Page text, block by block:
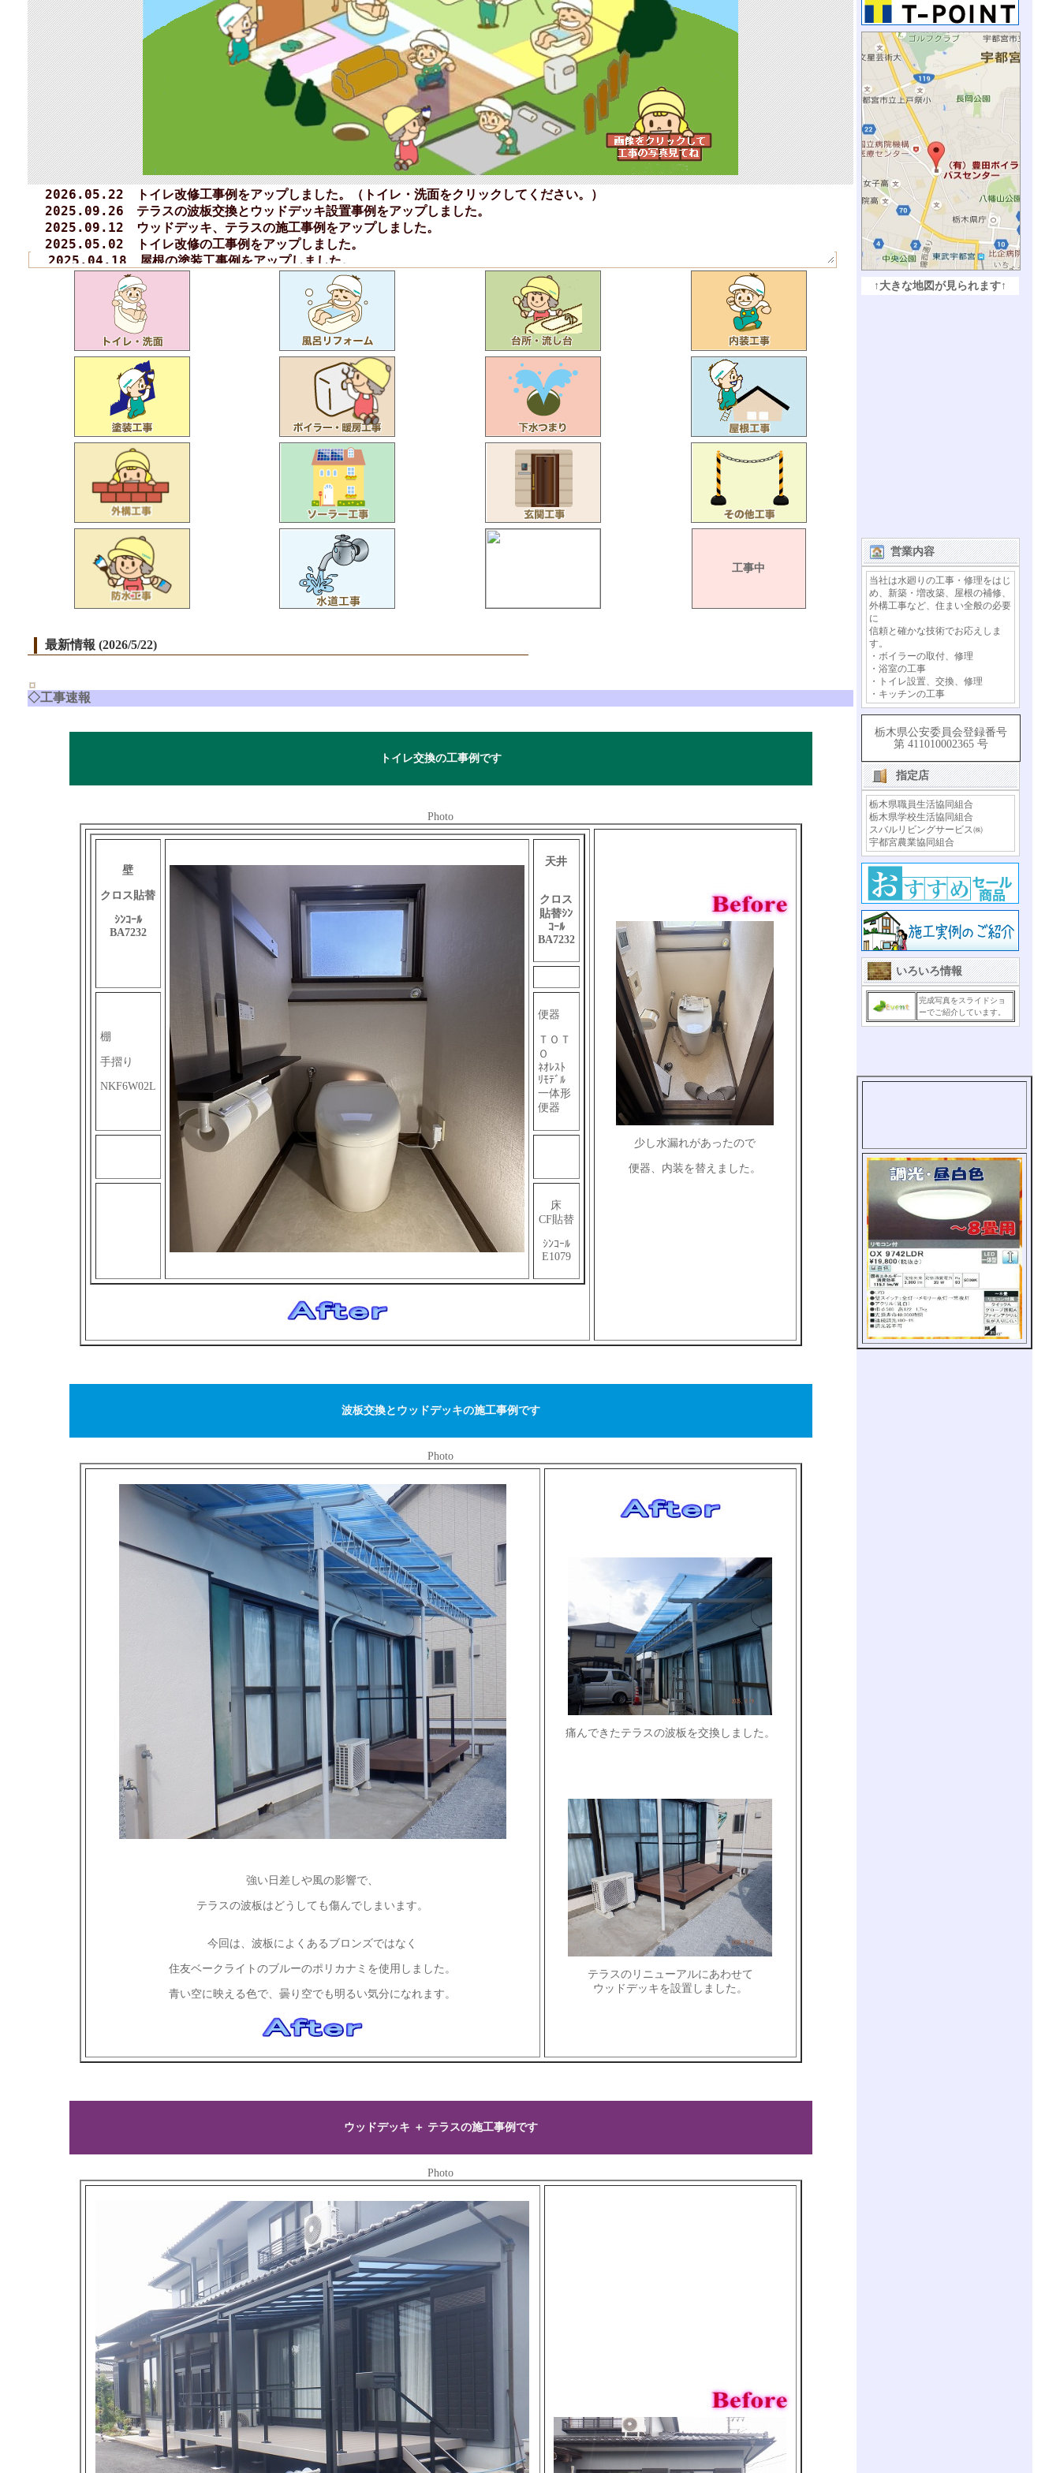
工事中
最新情報 (2026/5/22)
◇工事速報
トイレ交換の工事例です
Photo
壁
クロス貼替
ｼﾝｺｰﾙ
BA7232
天井
クロス
貼替ｼﾝ
ｺｰﾙ
BA7232
棚
手摺り
NKF6W02L
便器
ＴＯＴ
Ｏ
ﾈｵﾚｽﾄ
ﾘﾓﾃﾞﾙ
一体形
便器
床
CF貼替
ｼﾝｺｰﾙ
E1079
少し水漏れがあったので
便器、内装を替えました。
波板交換とウッドデッキの施工事例です
Photo
強い日差しや風の影響で、
テラスの波板はどうしても傷んでしまいます。
今回は、波板によくあるブロンズではなく
住友ベークライトのブルーのポリカナミを使用しました。
青い空に映える色で、曇り空でも明るい気分になれます。
痛んできたテラスの波板を交換しました。
テラスのリニューアルにあわせて
ウッドデッキを設置しました。
ウッドデッキ ＋ テラスの施工事例です
Photo
↑大きな地図が見られます↑
営業内容
当社は水廻りの工事・修理をはじ
め、新築・増改築、屋根の補修、
外構工事など、住まい全般の必要
に
信頼と確かな技術でお応えしま
す。
・ボイラーの取付、修理
・浴室の工事
・トイレ設置、交換、修理
・キッチンの工事
栃木県公安委員会登録番号
第 411010002365 号
指定店
栃木県職員生活協同組合
栃木県学校生活協同組合
スバルリビングサービス㈱
宇都宮農業協同組合
いろいろ情報
完成写真をスライドショ
ーでご紹介しています。